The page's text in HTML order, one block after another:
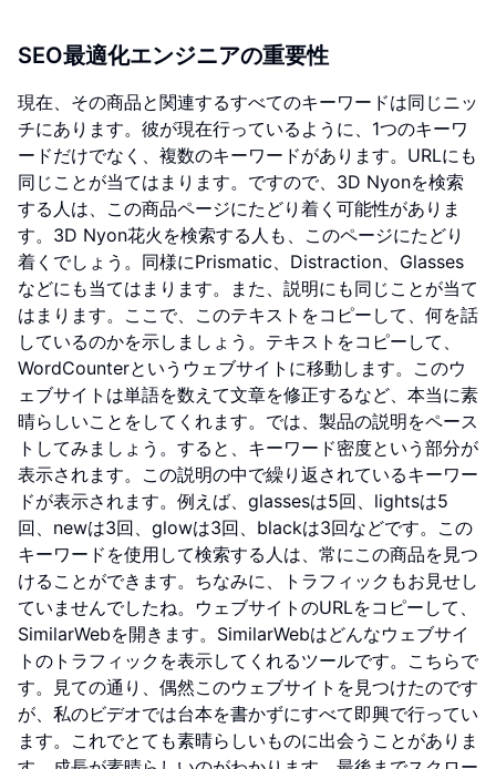
SEO最適化エンジニアの重要性
現在、その商品と関連するすべてのキーワードは同じニッ
チにあります。彼が現在行っているように、1つのキーワ
ードだけでなく、複数のキーワードがあります。URLにも
同じことが当てはまります。ですので、3D Nyonを検索
する人は、この商品ページにたどり着く可能性がありま
す。3D Nyon花火を検索する人も、このページにたどり
着くでしょう。同様にPrismatic、Distraction、Glasses
などにも当てはまります。また、説明にも同じことが当て
はまります。ここで、このテキストをコピーして、何を話
しているのかを示しましょう。テキストをコピーして、
WordCounterというウェブサイトに移動します。このウ
ェブサイトは単語を数えて文章を修正するなど、本当に素
晴らしいことをしてくれます。では、製品の説明をペース
トしてみましょう。すると、キーワード密度という部分が
表示されます。この説明の中で繰り返されているキーワー
ドが表示されます。例えば、glassesは5回、lightsは5
回、newは3回、glowは3回、blackは3回などです。この
キーワードを使用して検索する人は、常にこの商品を見つ
けることができます。ちなみに、トラフィックもお見せし
ていませんでしたね。ウェブサイトのURLをコピーして、
SimilarWebを開きます。SimilarWebはどんなウェブサイ
トのトラフィックを表示してくれるツールです。こちらで
す。見ての通り、偶然このウェブサイトを見つけたのです
が、私のビデオでは台本を書かずにすべて即興で行ってい
ます。これでとても素晴らしいものに出会うことがありま